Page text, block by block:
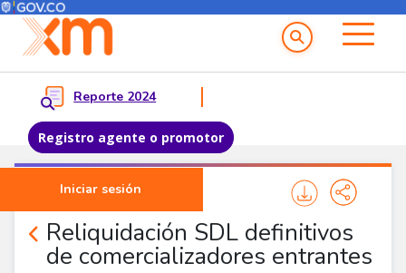
Pasar al contenido principal
Menú del Usuario
Reporte 2024
Registro agente o promotor
Iniciar sesión
Menu principal
Reliquidación SDL definitivos
de comercializadores entrantes
Noticias Agentes